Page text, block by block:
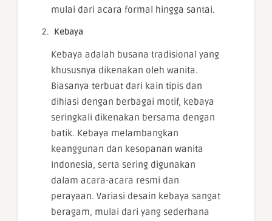
mulai dari acara formal hingga santai.
Kebaya
Kebaya adalah busana tradisional yang
khususnya dikenakan oleh wanita.
Biasanya terbuat dari kain tipis dan
dihiasi dengan berbagai motif, kebaya
seringkali dikenakan bersama dengan
batik. Kebaya melambangkan
keanggunan dan kesopanan wanita
Indonesia, serta sering digunakan
dalam acara-acara resmi dan
perayaan. Variasi desain kebaya sangat
beragam, mulai dari yang sederhana